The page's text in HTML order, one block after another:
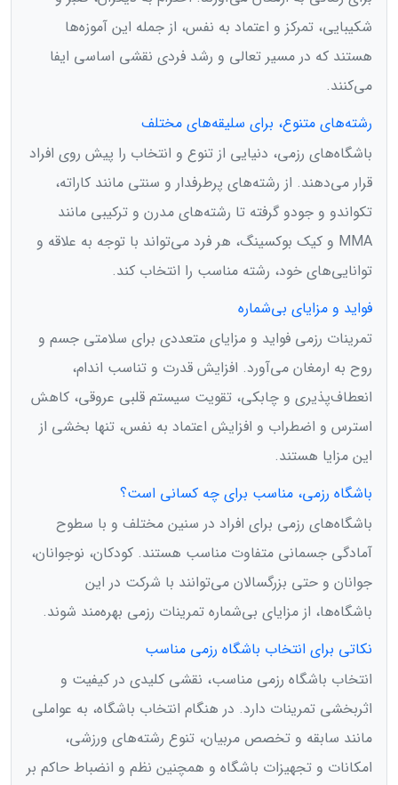
شکیبایی، تمرکز و اعتماد به نفس، از جمله این آموزه‌ها
هستند که در مسیر تعالی و رشد فردی نقشی اساسی ایفا
می‌کنند.
رشته‌های متنوع، برای سلیقه‌های مختلف
باشگاه‌های رزمی، دنیایی از تنوع و انتخاب را پیش روی افراد
قرار می‌دهند. از رشته‌های پرطرفدار و سنتی مانند کاراته،
تکواندو و جودو گرفته تا رشته‌های مدرن و ترکیبی مانند
MMA و کیک بوکسینگ، هر فرد می‌تواند با توجه به علاقه و
توانایی‌های خود، رشته مناسب را انتخاب کند.
فواید و مزایای بی‌شماره
تمرینات رزمی فواید و مزایای متعددی برای سلامتی جسم و
روح به ارمغان می‌آورد. افزایش قدرت و تناسب اندام،
انعطاف‌پذیری و چابکی، تقویت سیستم قلبی عروقی، کاهش
استرس و اضطراب و افزایش اعتماد به نفس، تنها بخشی از
این مزایا هستند.
باشگاه رزمی، مناسب برای چه کسانی است؟
باشگاه‌های رزمی برای افراد در سنین مختلف و با سطوح
آمادگی جسمانی متفاوت مناسب هستند. کودکان، نوجوانان،
جوانان و حتی بزرگسالان می‌توانند با شرکت در این
باشگاه‌ها، از مزایای بی‌شماره تمرینات رزمی بهره‌مند شوند.
نکاتی برای انتخاب باشگاه رزمی مناسب
انتخاب باشگاه رزمی مناسب، نقشی کلیدی در کیفیت و
اثربخشی تمرینات دارد. در هنگام انتخاب باشگاه، به عواملی
مانند سابقه و تخصص مربیان، تنوع رشته‌های ورزشی،
امکانات و تجهیزات باشگاه و همچنین نظم و انضباط حاکم بر